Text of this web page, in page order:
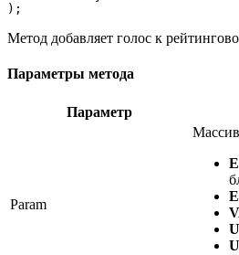
);
Метод добавляет голос к
Параметры метода
Параметр
Param